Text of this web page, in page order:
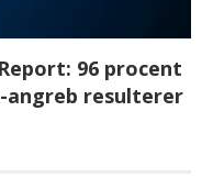
96 procent
angreb resulterer